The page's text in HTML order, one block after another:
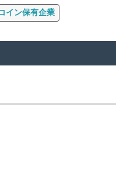
イン保有企業